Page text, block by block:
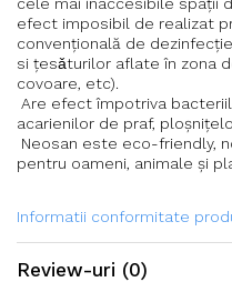
efect imposibil de realizat
convențională de
si țesǎturilor aflate în zona
covoare, etc).
Are efect împotriva
acarienilor de praf,
Neosan este eco-friendly,
pentru oameni, animale şi
Informatii conformitate
Review-uri (0)